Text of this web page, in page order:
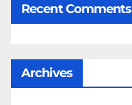
Recent Comments
Archives